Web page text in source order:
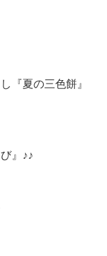
『夏の三色餅』
』♪♪